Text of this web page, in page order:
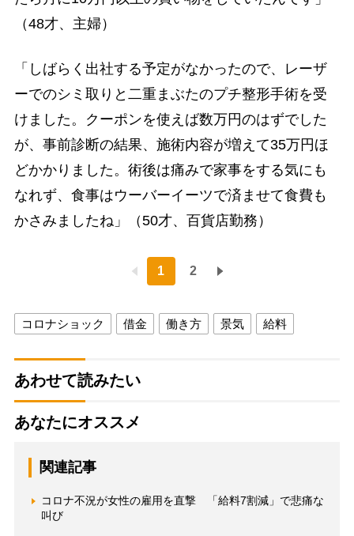
（48才、主婦）
「しばらく出社する予定がなかったので、レーザ
ーでのシミ取りと二重まぶたのプチ整形手術を受
けました。クーポンを使えば数万円のはずでした
が、事前診断の結果、施術内容が増えて35万円ほ
どかかりました。術後は痛みで家事をする気にも
なれず、食事はウーバーイーツで済ませて食費も
かさみましたね」（50才、百貨店勤務）
1 2
コロナショック 借金 働き方 景気 給料
あわせて読みたい
あなたにオススメ
関連記事
コロナ不況が女性の雇用を直撃 「給料7割減」で悲痛な
叫び